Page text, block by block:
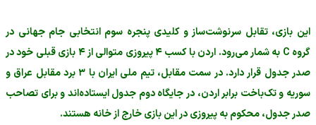
‏این بازی، تقابل سرنوشت‌ساز و کلیدی پنجره سوم انتخابی جام جهانی در
گروه C به شمار می‌رود. اردن با کسب ۴ پیروزی متوالی از ۴ بازی قبلی خود در
صدر جدول قرار دارد. در سمت مقابل، تیم ملی ایران با ۳ برد مقابل عراق و
سوریه و تک‌باخت برابر اردن، در جایگاه دوم جدول ایستاده‌اند و برای تصاحب
صدر جدول، محکوم به پیروزی در این بازی خارج از خانه هستند.